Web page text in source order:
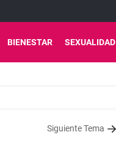
BIENESTAR SEXUALIDAD
Siguiente Tema